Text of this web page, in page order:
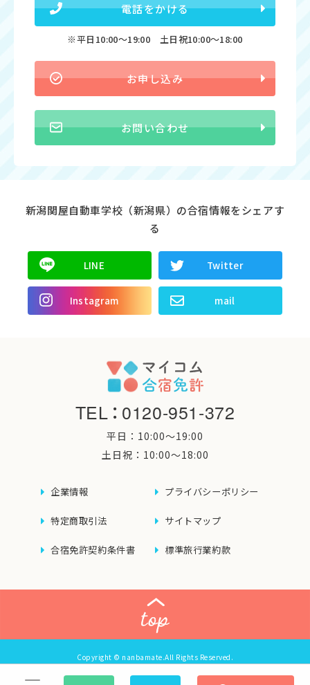
電話をかける
※平日10:00〜19:00 土日祝10:00〜18:00
お申し込み
お問い合わせ
新潟関屋自動車学校（新潟県）の合宿情報をシェアす
る
LINE Twitter
Instagram mail
TEL：0120-951-372
平日：10:00〜19:00
土日祝：10:00〜18:00
企業情報 プライバシーポリシー
特定商取引法 サイトマップ
合宿免許契約条件書 標準旅行業約款
Copyright © nanbamate.All Rights Reserved.